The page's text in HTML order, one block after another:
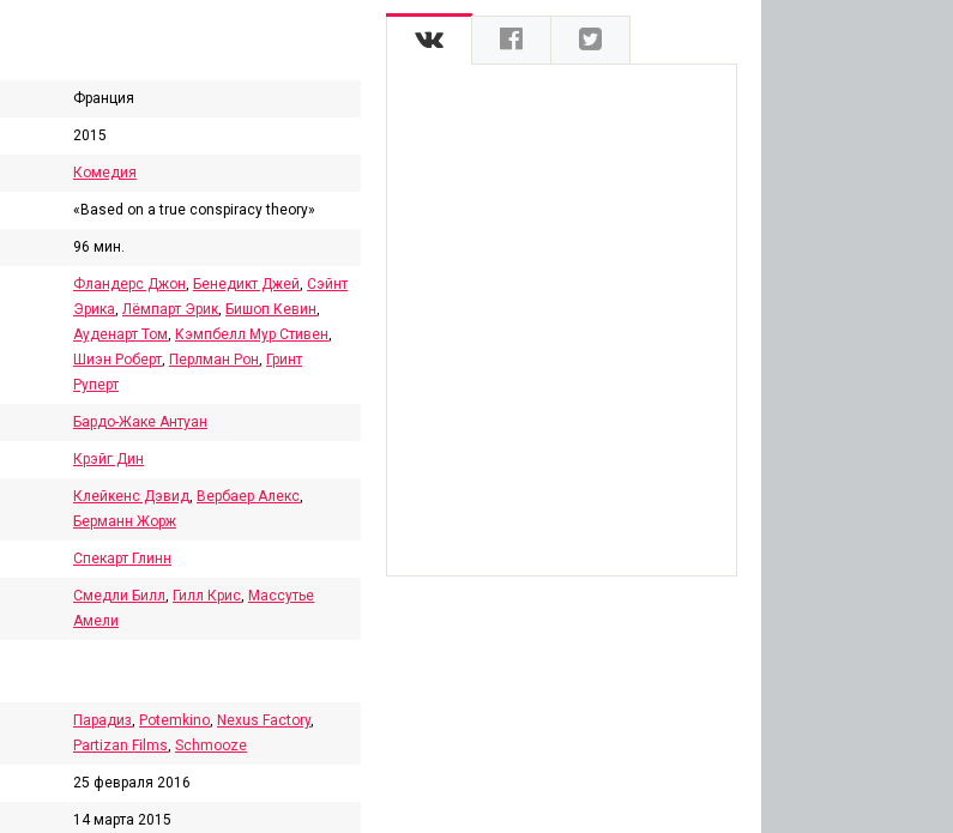
Франция
2015
Комедия
«Based on a true conspiracy theory»
96 мин.
Фландерс Джон, Бенедикт Джей, Сэйнт
Эрика, Лёмпарт Эрик, Бишоп Кевин,
Ауденарт Том, Кэмпбелл Мур Стивен,
Шиэн Роберт, Перлман Рон, Гринт
Руперт
Бардо-Жаке Антуан
Крэйг Дин
Клейкенс Дэвид, Вербаер Алекс,
Берманн Жорж
Спекарт Глинн
Смедли Билл, Гилл Крис, Массутье
Амели
Парадиз, Potemkino, Nexus Factory,
Partizan Films, Schmooze
25 февраля 2016
14 марта 2015